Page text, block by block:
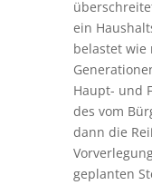
ein
belastet wie
Haupt- und
des vom
dann die
geplanten